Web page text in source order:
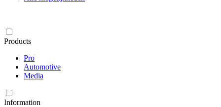
Products
Pro
Automotive
Media
Information